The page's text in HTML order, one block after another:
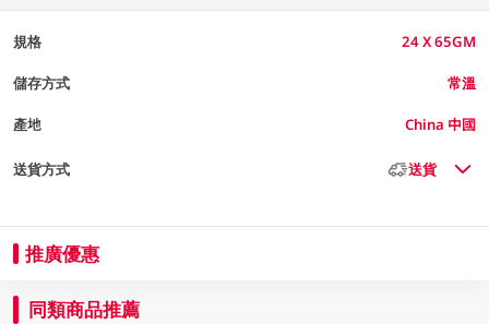
規格 24 X 65GM
儲存方式 常溫
產地 China 中國
送貨方式 送貨
推廣優惠
同類商品推薦